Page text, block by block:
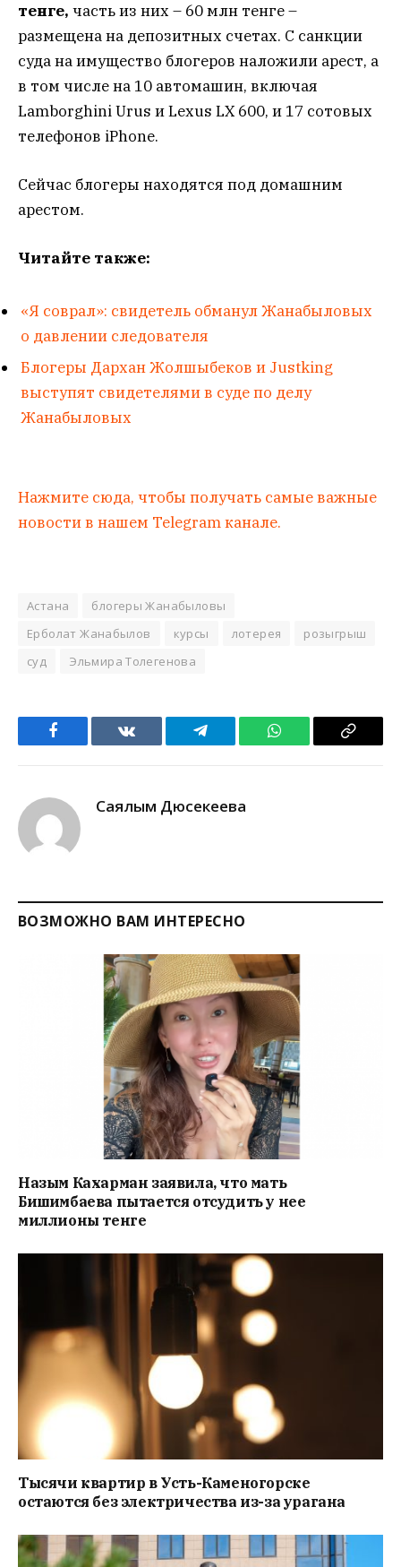
тенге, часть из них – 60 млн тенге –
размещена на депозитных счетах. С санкции
суда на имущество блогеров наложили арест, а
в том числе на 10 автомашин, включая
Lamborghini Urus и Lexus LX 600, и 17 сотовых
телефонов iPhone.
Сейчас блогеры находятся под домашним
арестом.
Читайте также:
«Я соврал»: свидетель обманул Жанабыловых
о давлении следователя
Блогеры Дархан Жолшыбеков и Justking
выступят свидетелями в суде по делу
Жанабыловых
Нажмите сюда, чтобы получать самые важные
новости в нашем Telegram канале.
Астана
блогеры Жанабыловы
Ерболат Жанабылов
курсы лотерея
розыгрыш
суд
Эльмира Толегенова
Facebook VKontakteTelegram WhatsApp Copy
Саялым Дюсекеева
ВОЗМОЖНО ВАМ ИНТЕРЕСНО
Назым Кахарман заявила, что мать
Бишимбаева пытается отсудить у нее
миллионы тенге
Тысячи квартир в Усть-Каменогорске
остаются без электричества из-за урагана